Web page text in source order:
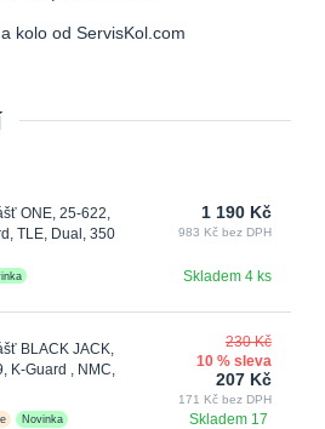
ONE, 25-622,
TLE, Dual, 350
Skladem 4 ks
1 190 Kč
983 Kč bez DPH
BLACK JACK,
K-Guard , NMC,
Skladem 17
Novinka
230 Kč
10 % sleva
207 Kč
171 Kč bez DPH